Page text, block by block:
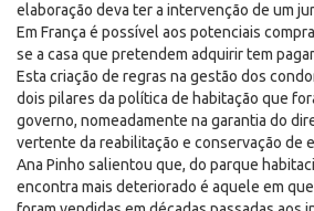
elaboração deva ter a intervenção de um
Em França é possível aos potenciais
se a casa que pretendem adquirir tem
Esta criação de regras na gestão dos
dois pilares da política de habitação que
governo, nomeadamente na garantia do
vertente da reabilitação e conservação de
Ana Pinho salientou que, do parque
encontra mais deteriorado é aquele em